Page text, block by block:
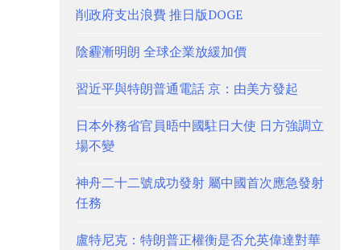
削政府支出浪費 推日版DOGE
陰霾漸明朗 全球企業放緩加價
習近平與特朗普通電話 京：由美方發起
日本外務省官員晤中國駐日大使 日方強調立
場不變
神舟二十二號成功發射 屬中國首次應急發射
任務
盧特尼克：特朗普正權衡是否允英偉達對華